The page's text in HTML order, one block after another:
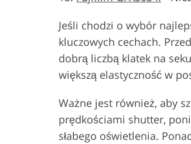
Jeśli chodzi o wybór
kluczowych cechach.
dobrą liczbą klatek na
większą elastyczność w
Ważne jest również, aby
prędkościami shutter,
słabego oświetlenia.